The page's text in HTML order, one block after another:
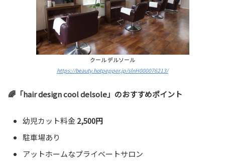
クール デルソール
https://beauty.hotpepper.jp/slnH000076213/
🌈「hair design cool delsole」のおすすめポイント
幼児カット料金2,500円
駐車場あり
アットホームなプライベートサロン